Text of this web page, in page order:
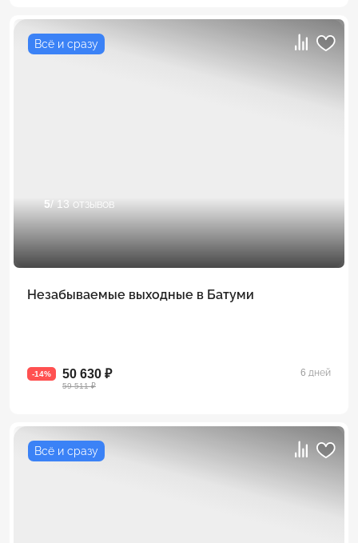
Всё и сразу
5/ 13 отзывов
Незабываемые выходные в Батуми
-14% 50 630 ₽
59 511 ₽
6 дней
Всё и сразу